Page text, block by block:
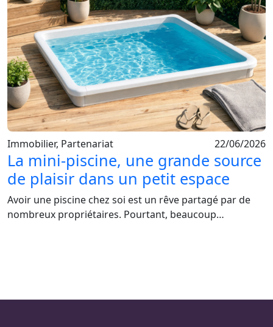
Immobilier, Partenariat 22/06/2026
La mini-piscine, une grande source
de plaisir dans un petit espace
Avoir une piscine chez soi est un rêve partagé par de
nombreux propriétaires. Pourtant, beaucoup…